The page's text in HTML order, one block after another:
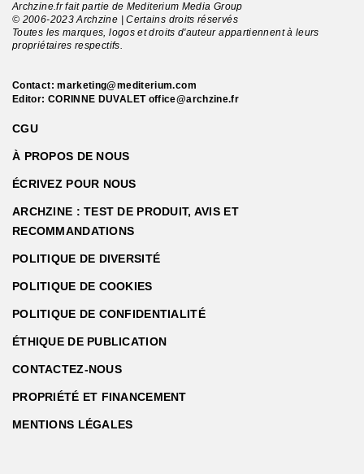
Archzine.fr fait partie de Mediterium Media Group
© 2006-2023 Archzine | Certains droits réservés
Toutes les marques, logos et droits d'auteur appartiennent à leurs
propriétaires respectifs.
Contact:marketing@mediterium.com
Editor: CORINNE DUVALET office@archzine.fr
CGU
À PROPOS DE NOUS
ÉCRIVEZ POUR NOUS
ARCHZINE : TEST DE PRODUIT, AVIS ET
RECOMMANDATIONS
POLITIQUE DE DIVERSITÉ
POLITIQUE DE COOKIES
POLITIQUE DE CONFIDENTIALITÉ
ÉTHIQUE DE PUBLICATION
CONTACTEZ-NOUS
PROPRIÉTÉ ET FINANCEMENT
MENTIONS LÉGALES